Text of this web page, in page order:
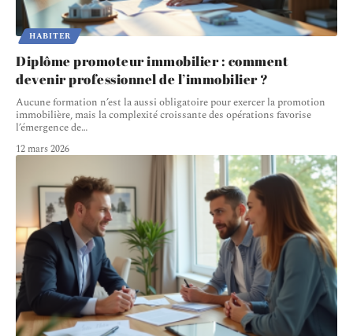
HABITER
Diplôme promoteur immobilier : comment
devenir professionnel de l’immobilier ?
Aucune formation n’est la aussi obligatoire pour exercer la promotion
immobilière, mais la complexité croissante des opérations favorise
l’émergence de…
12 mars 2026